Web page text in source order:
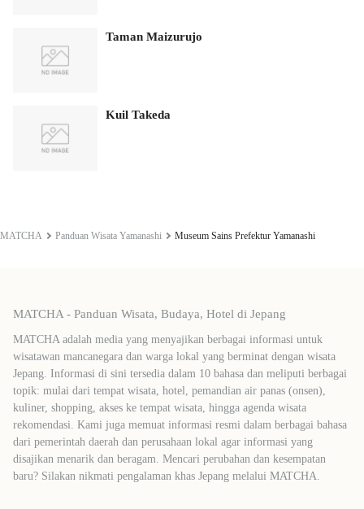
Taman Maizurujo
Kuil Takeda
MATCHA Panduan Wisata Yamanashi Museum Sains Prefektur Yamanashi
MATCHA - Panduan Wisata, Budaya, Hotel di Jepang
MATCHA adalah media yang menyajikan berbagai informasi untuk
wisatawan mancanegara dan warga lokal yang berminat dengan wisata
Jepang. Informasi di sini tersedia dalam 10 bahasa dan meliputi berbagai
topik: mulai dari tempat wisata, hotel, pemandian air panas (onsen),
kuliner, shopping, akses ke tempat wisata, hingga agenda wisata
rekomendasi. Kami juga memuat informasi resmi dalam berbagai bahasa
dari pemerintah daerah dan perusahaan lokal agar informasi yang
disajikan menarik dan beragam. Mencari perubahan dan kesempatan
baru? Silakan nikmati pengalaman khas Jepang melalui MATCHA.